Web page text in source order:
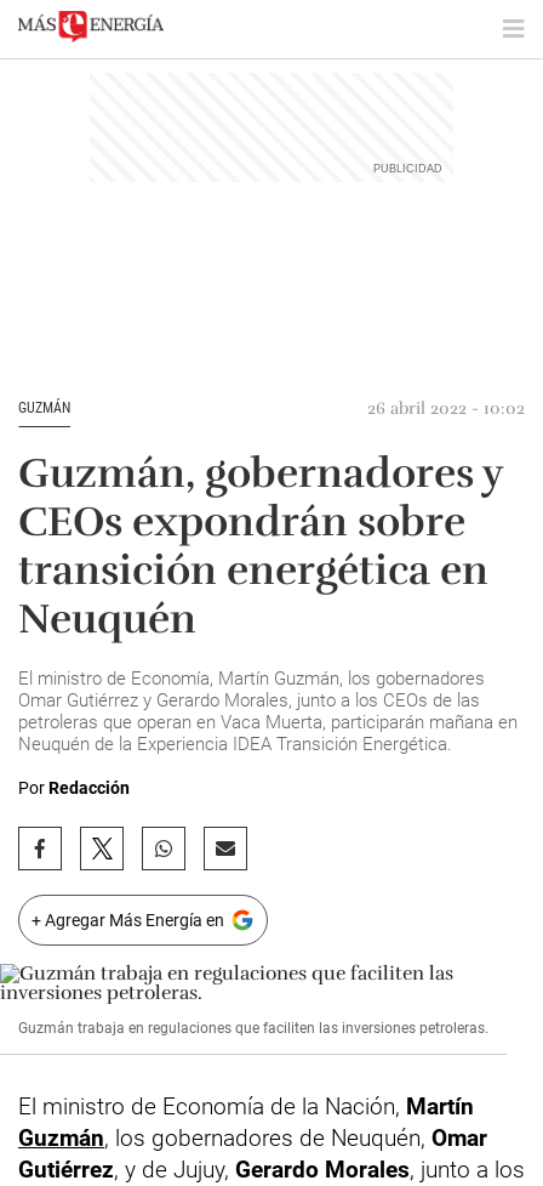
GUZMÁN 26 abril 2022 - 10:02
Guzmán, gobernadores y
CEOs expondrán sobre
transición energética en
Neuquén
El ministro de Economía, Martín Guzmán, los gobernadores
Omar Gutiérrez y Gerardo Morales, junto a los CEOs de las
petroleras que operan en Vaca Muerta, participarán mañana en
Neuquén de la Experiencia IDEA Transición Energética.
PorRedacción
+ Agregar Más Energía en
Guzmán trabaja en regulaciones que faciliten las inversiones petroleras.
El ministro de Economía de la Nación, Martín
Guzmán, los gobernadores de Neuquén, Omar
Gutiérrez, y de Jujuy, Gerardo Morales, junto a los